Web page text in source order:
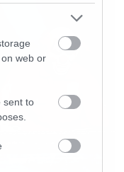
web or
sent to
el/physical-